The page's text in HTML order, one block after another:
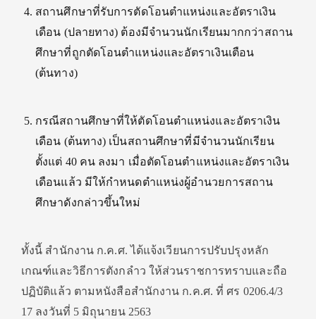
สถานศึกษาที่รับการตัดโอนตำแหน่งและอัตราเงิน
เดือน (ปลายทาง) ต้องมีจำนวนนักเรียนมากกว่าสถาน
ศึกษาที่ถูกตัดโอนตำแหน่งและอัตราเงินเตือน
(ต้นทาง)
กรณีสถานศึกษาที่ให้ตัดโอนตำแหน่งและอัตราเงิน
เดือน (ต้นทาง) เป็นสถานศึกษาที่มีจำนวนนักเรียน
ตั้งแต่ 40 คน ลงมา เมื่อตัดโอนตำแหน่งและอัตราเงิน
เดือนแล้ว มีให้กำหนดตำแหน่งผู้อำนวยการสถาน
ศึกษาดังกล่าวขึ้นใหม่
ทั้งนี้ สำนักงาน ก.ค.ศ. ได้แจ้งเวียนการปรับปรุงหลัก
เกณฑ์และวิธีการตังกลำว ให้ส่วนราชการทราบและถือ
ปฏิบัติแล้ว ตามหนังสือสำนักงาน ก.ค.ศ. ที่ ศร 0206.4/3
17 ลงวันที่ 5 มิถุนายน 2563